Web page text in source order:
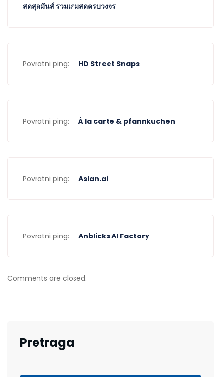
สดสุดมันส์ รวมเกมสดครบวงจร
Povratni ping: HD Street Snaps
Povratni ping: À la carte & pfannkuchen
Povratni ping: Aslan.ai
Povratni ping: Anblicks AI Factory
Comments are closed.
Pretraga